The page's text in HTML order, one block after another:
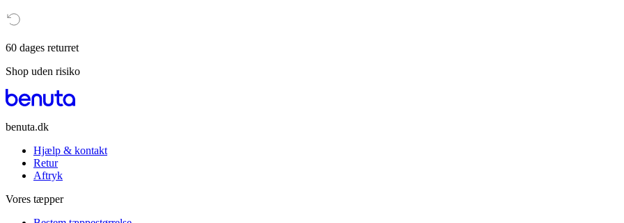
60 dages returret
Shop uden risiko
benuta.dk
Hjælp & kontakt
Retur
Aftryk
Vores tæpper